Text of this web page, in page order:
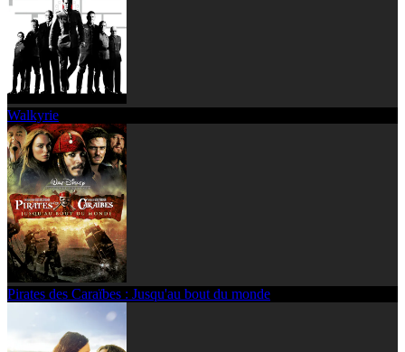
Walkyrie
Pirates des Caraïbes : Jusqu'au bout du monde